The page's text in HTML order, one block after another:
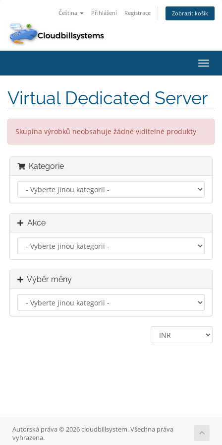
Čeština Přihlášení Registrace Zobrazit košík
Virtual Dedicated Server
Skupina výrobků neobsahuje žádné viditelné produkty
Kategorie
Akce
Výběr měny
Autorská práva © 2026 cloudbillsystem. Všechna práva
vyhrazena.